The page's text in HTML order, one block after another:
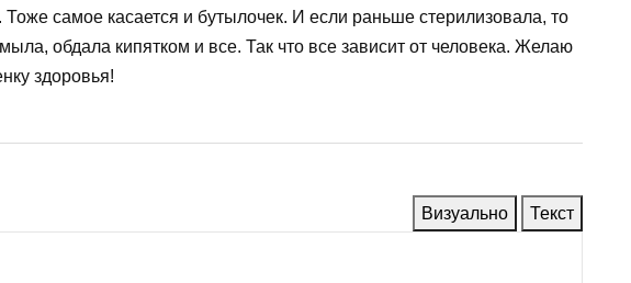
самое касается и бутылочек. И если раньше стерилизовала, то
обдала кипятком и все. Так что все зависит от человека. Желаю
здоровья!
Визуально Текст